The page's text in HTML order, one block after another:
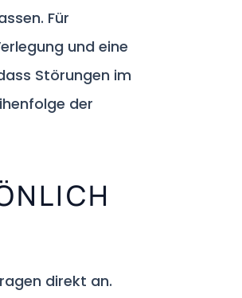
Für
und eine
Störungen im
der
direkt an.